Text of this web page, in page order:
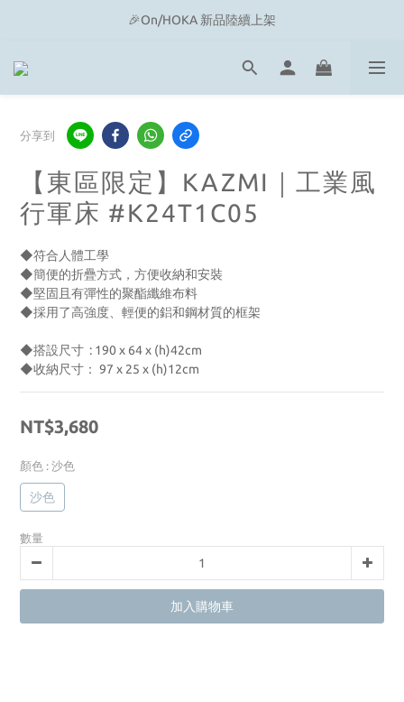
🔗 Snow Peak｜歡慶父親節滿4500即贈品牌方巾
🎉On/HOKA 新品陸續上架
🔗 Snow Peak｜歡慶父親節滿4500即贈品牌方巾
分享到
【東區限定】KAZMI｜工業風
行軍床 #K24T1C05
◆符合人體工學
◆簡便的折疊方式，方便收納和安裝
◆堅固且有彈性的聚酯纖維布料
◆採用了高強度、輕便的鋁和鋼材質的框架
◆搭設尺寸  : 190 x 64 x (h)42cm
◆收納尺寸： 97 x 25 x (h)12cm
NT$3,680
顏色 : 沙色
沙色
數量
加入購物車